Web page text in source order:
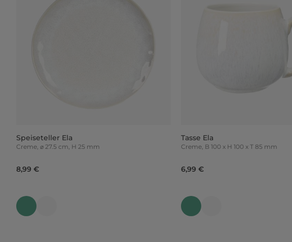
Speiseteller Ela
Creme, ⌀ 27.5 cm, H 25 mm
8,99 €
Tasse Ela
Creme, B 100 x H 100 x T 85 mm
6,99 €